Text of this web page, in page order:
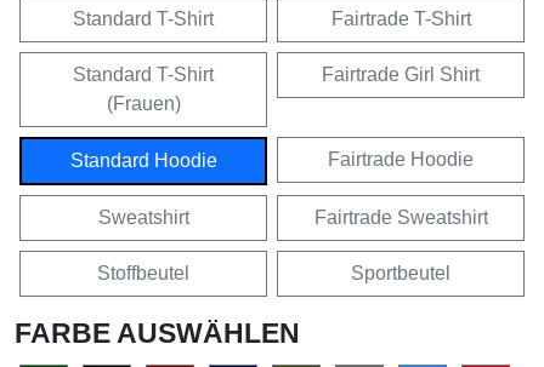
Standard T-Shirt Fairtrade T-Shirt
Standard T-Shirt
(Frauen)
Fairtrade Girl Shirt
Standard Hoodie Fairtrade Hoodie
Sweatshirt Fairtrade Sweatshirt
Stoffbeutel Sportbeutel
FARBE AUSWÄHLEN